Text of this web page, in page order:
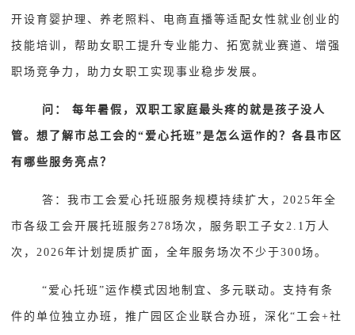
开设育婴护理、养老照料、电商直播等适配女性就业创业的
技能培训，帮助女职工提升专业能力、拓宽就业赛道、增强
职场竞争力，助力女职工实现事业稳步发展。
问： 每年暑假，双职工家庭最头疼的就是孩子没人
管。想了解市总工会的“爱心托班”是怎么运作的？各县市区
有哪些服务亮点？
答：我市工会爱心托班服务规模持续扩大，2025年全
市各级工会开展托班服务278场次，服务职工子女2.1万人
次，2026年计划提质扩面，全年服务场次不少于300场。
“爱心托班”运作模式因地制宜、多元联动。支持有条
件的单位独立办班，推广园区企业联合办班，深化“工会+社